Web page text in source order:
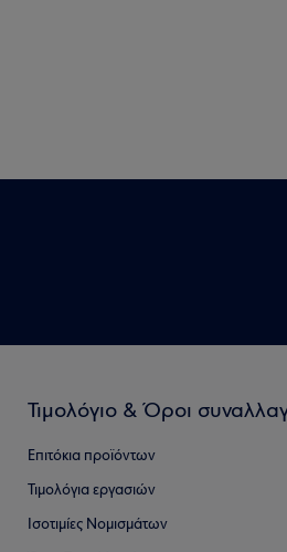
Τιμολόγιο & Όροι
Επιτόκια προϊόντων
Τιμολόγια εργασιών
Ισοτιμίες Νομισμάτων